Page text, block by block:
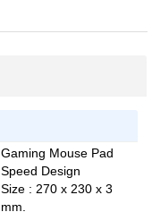
Gaming Mouse Pad
Speed Design
Size : 270 x 230 x 3
mm.